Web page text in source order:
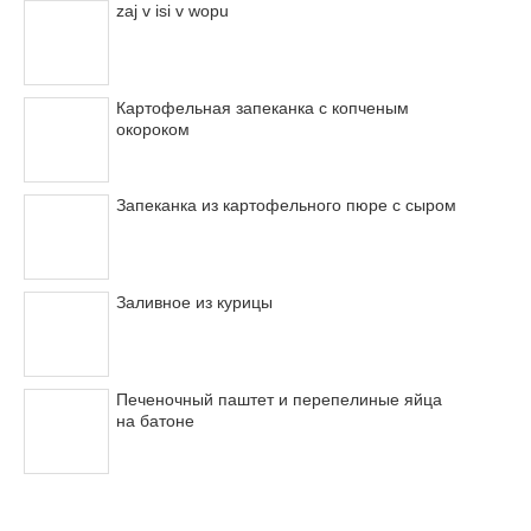
zaj v isi v wopu
Картофельная запеканка с копченым
окороком
Запеканка из картофельного пюре с сыром
Заливное из курицы
Печеночный паштет и перепелиные яйца
на батоне